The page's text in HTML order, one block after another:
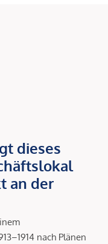
dieses
an der
nach Plänen